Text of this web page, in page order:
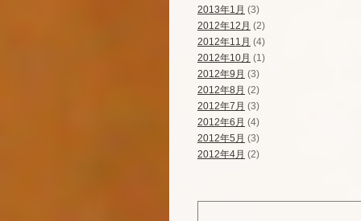
2013年1月 (3)
2012年12月 (2)
2012年11月 (4)
2012年10月 (1)
2012年9月 (3)
2012年8月 (2)
2012年7月 (3)
2012年6月 (4)
2012年5月 (3)
2012年4月 (2)